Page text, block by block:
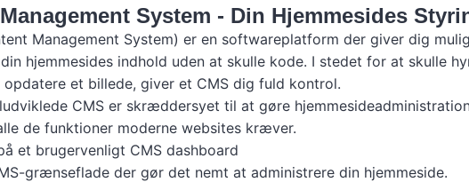
System - Din Hjemmesides
Management System) er en softwareplatform der giver dig
hjemmesides indhold uden at skulle kode. I stedet for at skulle
et billede, giver et CMS dig fuld kontrol.
CMS er skræddersyet til at gøre
de funktioner moderne websites kræver.
grænseflade der gør det nemt at administrere din hjemmeside.